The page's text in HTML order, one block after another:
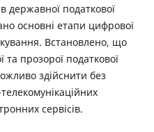
державної податкової
основні етапи цифрової
Встановлено, що
та прозорої податкової
здійснити без
сервісів.